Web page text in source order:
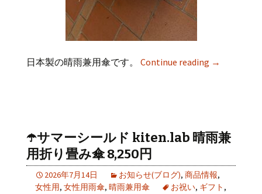
日本製の晴雨兼用傘です。 Continue reading →
☂️サマーシールド kiten.lab 晴雨兼
用折り畳み傘 8,250円
2026年7月14日 お知らせ(ブログ), 商品情報,
女性用, 女性用雨傘, 晴雨兼用傘 お祝い, ギフト ,